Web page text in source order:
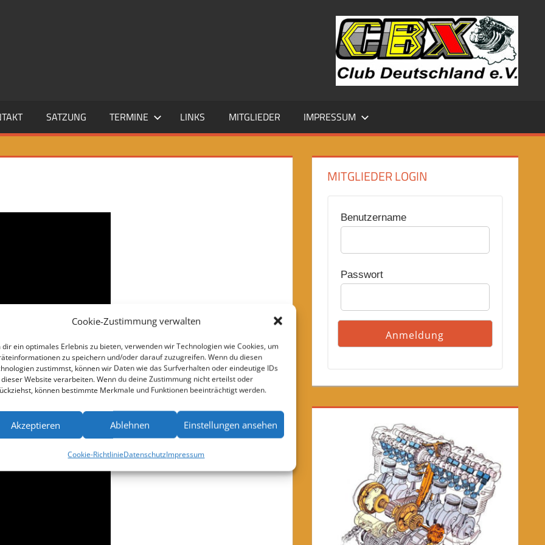
Cookie-Zustimmung verwalten
dir ein optimales Erlebnis zu bieten, verwenden wir Technologien wie Cookies, um
zu speichern und/oder darauf zuzugreifen. Wenn du diesen
zustimmst, können wir Daten wie das Surfverhalten oder eindeutige IDs
Website verarbeiten. Wenn du deine Zustimmung nicht erteilst oder
können bestimmte Merkmale und Funktionen beeinträchtigt werden.
Akzeptieren Ablehnen Einstellungen ansehen
Cookie-RichtlinieDatenschutzImpressum
SATZUNG TERMINE LINKS MITGLIEDER IMPRESSUM
MITGLIEDER LOGIN
Benutzername
Passwort